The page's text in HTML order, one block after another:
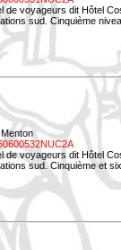
de voyageurs dit Hôtel
sud. Cinquième
de voyageurs dit Hôtel
sud. Cinquième et